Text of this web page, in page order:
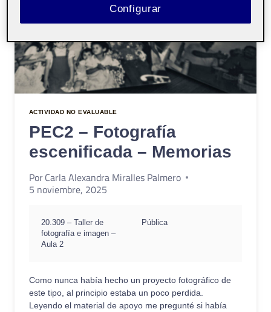
ACTIVIDAD NO EVALUABLE
PEC2 – Fotografía
escenificada – Memorias
PorCarla Alexandra Miralles Palmero
5 noviembre, 2025
20.309 – Taller de
fotografía e imagen –
Aula 2
Pública
Como nunca había hecho un proyecto fotográfico de
este tipo, al principio estaba un poco perdida.
Leyendo el material de apoyo me pregunté si había
Configurar